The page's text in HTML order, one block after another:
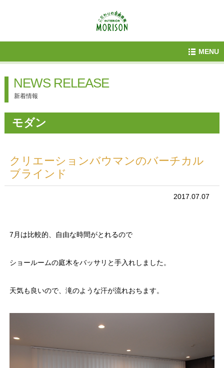
MENU
NEWS RELEASE
新着情報
モダン
クリエーションバウマンのバーチカル
ブラインド
2017.07.07
7月は比較的、自由な時間がとれるので
ショールームの庭木をバッサリと手入れしました。
天気も良いので、滝のような汗が流れおちます。